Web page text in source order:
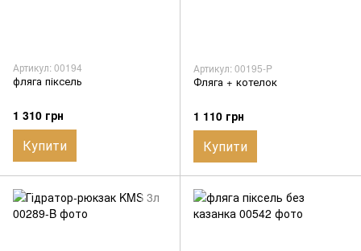
Артикул: 00194
фляга піксель
1 310 грн
Купити
Артикул: 00195-P
Фляга + котелок
1 110 грн
Купити